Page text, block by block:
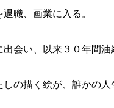
職、画業に入る。
会い、以来３０年間油
の描く絵が、誰かの